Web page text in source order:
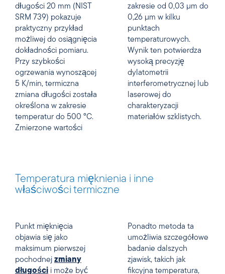
długości 20 mm (NIST
SRM 739) pokazuje
praktyczny przykład
możliwej do osiągnięcia
dokładności pomiaru.
Przy szybkości
ogrzewania wynoszącej
5 K/min, termiczna
zmiana długości została
określona w zakresie
temperatur do 500 °C.
Zmierzone wartości
zakresie od 0,03 µm do
0,26 µm w kilku
punktach
temperaturowych.
Wynik ten potwierdza
wysoką precyzję
dylatometrii
interferometrycznej lub
laserowej do
charakteryzacji
materiałów szklistych.
Temperatura mięknienia i inne
właściwości termiczne
Punkt mięknięcia
objawia się jako
maksimum pierwszej
pochodnej zmiany
długości i może być
Ponadto metoda ta
umożliwia szczegółowe
badanie dalszych
zjawisk, takich jak
fikcyjna temperatura,